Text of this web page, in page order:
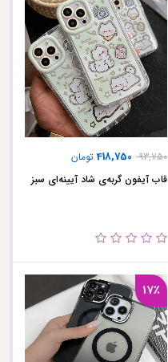
93,750
418,750تومان
قاب آیفون گربه‌ی شاد آیینه‌ای سبز
17٪